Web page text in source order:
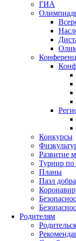
ГИА
Конкурсы
Развитие
Турнир
Планы
Пазл добра
Родителям